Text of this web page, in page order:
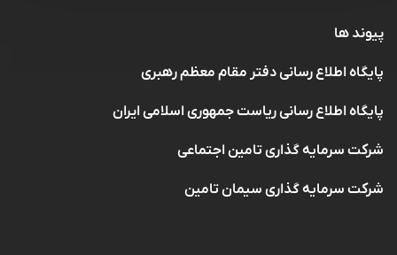
پیوند ها
پایگاه اطلاع رسانی دفتر مقام معظم رهبری
پایگاه اطلاع رسانی ریاست جمهوری اسلامی ایران
شرکت سرمایه گذاری تامین اجتماعی
شرکت سرمایه گذاری سیمان تامین